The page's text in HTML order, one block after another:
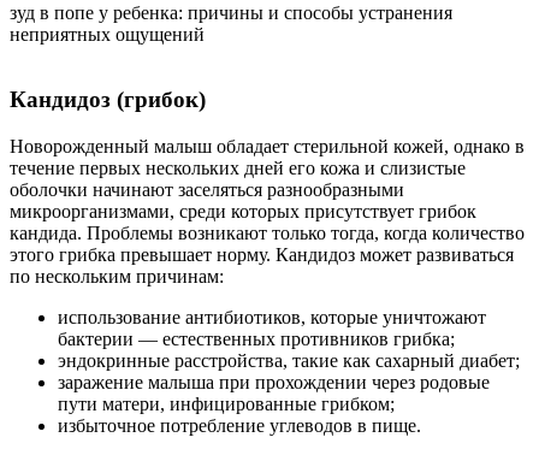
зуд в попе у ребенка: причины и способы устранения
неприятных ощущений
Кандидоз (грибок)
Новорожденный малыш обладает стерильной кожей, однако в
течение первых нескольких дней его кожа и слизистые
оболочки начинают заселяться разнообразными
микроорганизмами, среди которых присутствует грибок
кандида. Проблемы возникают только тогда, когда количество
этого грибка превышает норму. Кандидоз может развиваться
по нескольким причинам:
использование антибиотиков, которые уничтожают
бактерии — естественных противников грибка;
эндокринные расстройства, такие как сахарный диабет;
заражение малыша при прохождении через родовые
пути матери, инфицированные грибком;
избыточное потребление углеводов в пище.